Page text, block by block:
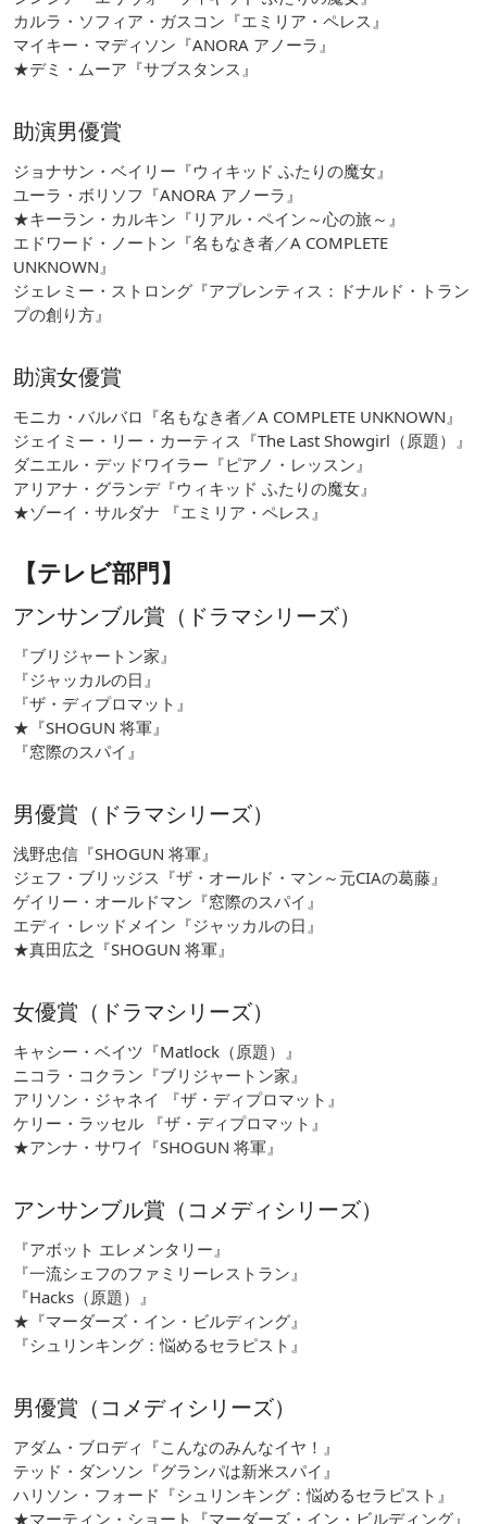
カルラ・ソフィア・ガスコン『エミリア・ペレス』
マイキー・マディソン『ANORA アノーラ』
★デミ・ムーア『サブスタンス』
助演男優賞
ジョナサン・ベイリー『ウィキッド ふたりの魔女』
ユーラ・ボリソフ『ANORA アノーラ』
★キーラン・カルキン『リアル・ペイン～心の旅～』
エドワード・ノートン『名もなき者／A COMPLETE
UNKNOWN』
ジェレミー・ストロング『アプレンティス：ドナルド・トラン
プの創り方』
助演女優賞
モニカ・バルバロ『名もなき者／A COMPLETE UNKNOWN』
ジェイミー・リー・カーティス『The Last Showgirl（原題）』
ダニエル・デッドワイラー『ピアノ・レッスン』
アリアナ・グランデ『ウィキッド ふたりの魔女』
★ゾーイ・サルダナ 『エミリア・ペレス』
【テレビ部門】
アンサンブル賞（ドラマシリーズ）
『ブリジャートン家』
『ジャッカルの日』
『ザ・ディプロマット』
★『SHOGUN 将軍』
『窓際のスパイ』
男優賞（ドラマシリーズ）
浅野忠信『SHOGUN 将軍』
ジェフ・ブリッジス『ザ・オールド・マン～元CIAの葛藤』
ゲイリー・オールドマン『窓際のスパイ』
エディ・レッドメイン『ジャッカルの日』
★真田広之『SHOGUN 将軍』
女優賞（ドラマシリーズ）
キャシー・ベイツ『Matlock（原題）』
ニコラ・コクラン『ブリジャートン家』
アリソン・ジャネイ 『ザ・ディプロマット』
ケリー・ラッセル 『ザ・ディプロマット』
★アンナ・サワイ『SHOGUN 将軍』
アンサンブル賞（コメディシリーズ）
『アボット エレメンタリー』
『一流シェフのファミリーレストラン』
『Hacks（原題）』
★『マーダーズ・イン・ビルディング』
『シュリンキング：悩めるセラピスト』
男優賞（コメディシリーズ）
アダム・ブロディ『こんなのみんなイヤ！』
テッド・ダンソン『グランパは新米スパイ』
ハリソン・フォード『シュリンキング：悩めるセラピスト』
★マーティン・ショート『マーダーズ・イン・ビルディング』